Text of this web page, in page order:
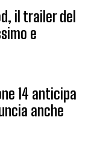
il trailer del
e
14 anticipa
anche